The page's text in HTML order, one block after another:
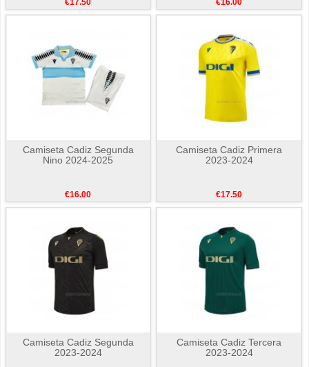
Camiseta Cadiz Segunda
Nino 2024-2025
€16.00
Camiseta Cadiz Primera
2023-2024
€17.50
Camiseta Cadiz Segunda
2023-2024
Camiseta Cadiz Tercera
2023-2024